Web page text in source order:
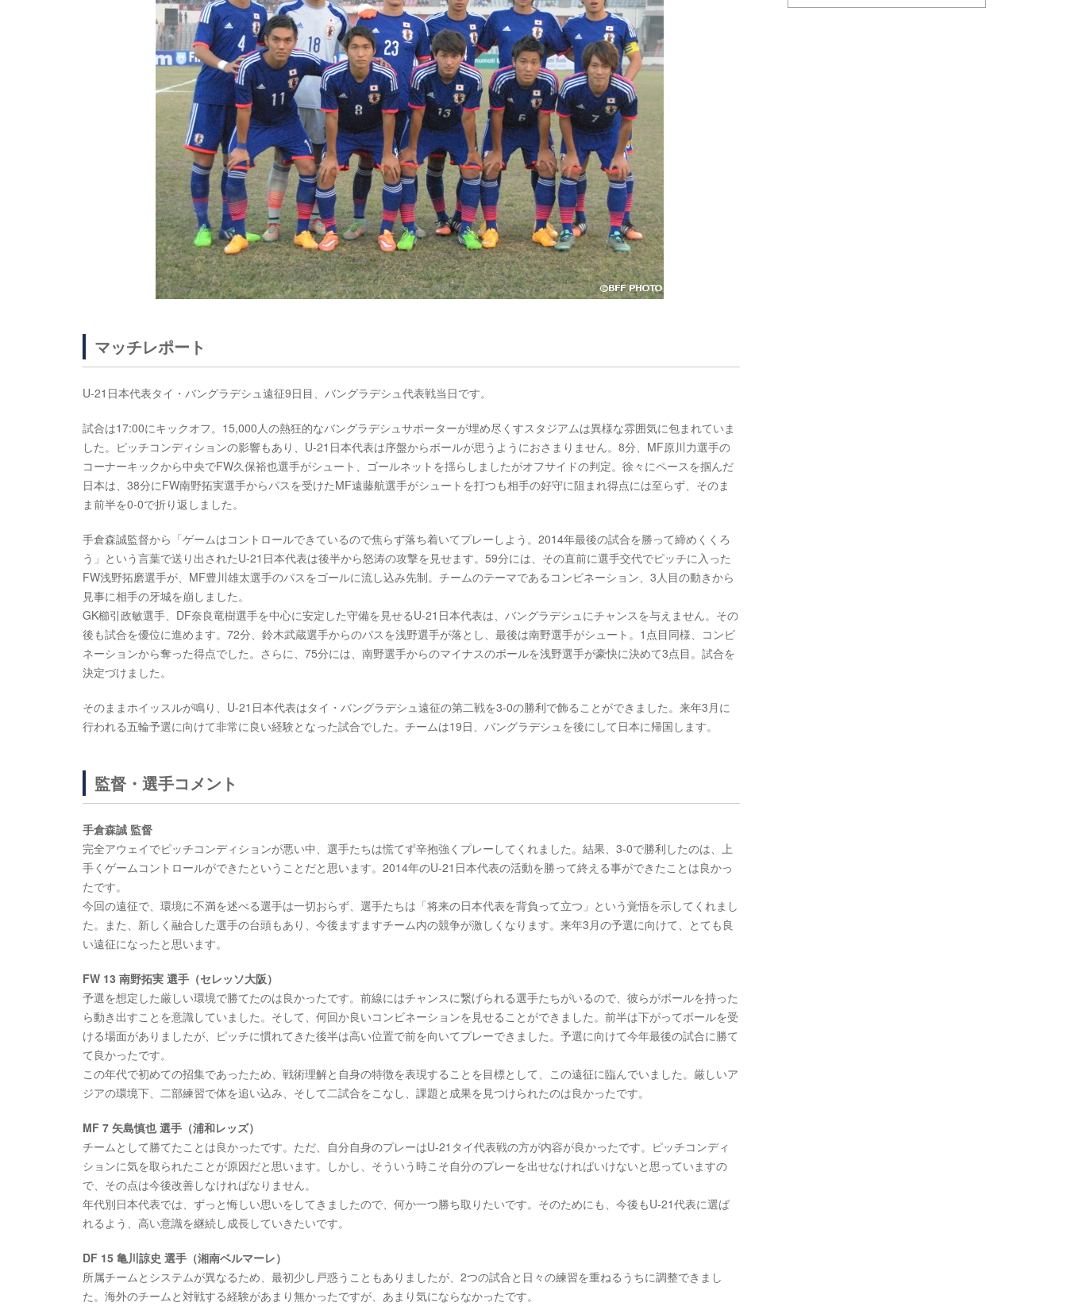
マッチレポート
U-21日本代表タイ・バングラデシュ遠征9日目、バングラデシュ代表戦当日です。
試合は17:00にキックオフ。15,000人の熱狂的なバングラデシュサポーターが埋め尽くすスタジアムは異様な雰囲気に包まれていま
した。ピッチコンディションの影響もあり、U-21日本代表は序盤からボールが思うようにおさまりません。8分、MF原川力選手の
コーナーキックから中央でFW久保裕也選手がシュート、ゴールネットを揺らしましたがオフサイドの判定。徐々にペースを掴んだ
日本は、38分にFW南野拓実選手からパスを受けたMF遠藤航選手がシュートを打つも相手の好守に阻まれ得点には至らず、そのま
ま前半を0-0で折り返しました。
手倉森誠監督から「ゲームはコントロールできているので焦らず落ち着いてプレーしよう。2014年最後の試合を勝って締めくくろ
う」という言葉で送り出されたU-21日本代表は後半から怒涛の攻撃を見せます。59分には、その直前に選手交代でピッチに入った
FW浅野拓磨選手が、MF豊川雄太選手のパスをゴールに流し込み先制。チームのテーマであるコンビネーション、3人目の動きから
見事に相手の牙城を崩しました。
GK櫛引政敏選手、DF奈良竜樹選手を中心に安定した守備を見せるU-21日本代表は、バングラデシュにチャンスを与えません。その
後も試合を優位に進めます。72分、鈴木武蔵選手からのパスを浅野選手が落とし、最後は南野選手がシュート。1点目同様、コンビ
ネーションから奪った得点でした。さらに、75分には、南野選手からのマイナスのボールを浅野選手が豪快に決めて3点目。試合を
決定づけました。
そのままホイッスルが鳴り、U-21日本代表はタイ・バングラデシュ遠征の第二戦を3-0の勝利で飾ることができました。来年3月に
行われる五輪予選に向けて非常に良い経験となった試合でした。チームは19日、バングラデシュを後にして日本に帰国します。
監督・選手コメント
手倉森誠 監督
完全アウェイでピッチコンディションが悪い中、選手たちは慌てず辛抱強くプレーしてくれました。結果、3-0で勝利したのは、上
手くゲームコントロールができたということだと思います。2014年のU-21日本代表の活動を勝って終える事ができたことは良かっ
たです。
今回の遠征で、環境に不満を述べる選手は一切おらず、選手たちは「将来の日本代表を背負って立つ」という覚悟を示してくれまし
た。また、新しく融合した選手の台頭もあり、今後ますますチーム内の競争が激しくなります。来年3月の予選に向けて、とても良
い遠征になったと思います。
FW 13 南野拓実 選手（セレッソ大阪）
予選を想定した厳しい環境で勝てたのは良かったです。前線にはチャンスに繋げられる選手たちがいるので、彼らがボールを持った
ら動き出すことを意識していました。そして、何回か良いコンビネーションを見せることができました。前半は下がってボールを受
ける場面がありましたが、ピッチに慣れてきた後半は高い位置で前を向いてプレーできました。予選に向けて今年最後の試合に勝て
て良かったです。
この年代で初めての招集であったため、戦術理解と自身の特徴を表現することを目標として、この遠征に臨んでいました。厳しいア
ジアの環境下、二部練習で体を追い込み、そして二試合をこなし、課題と成果を見つけられたのは良かったです。
MF 7 矢島慎也 選手（浦和レッズ）
チームとして勝てたことは良かったです。ただ、自分自身のプレーはU-21タイ代表戦の方が内容が良かったです。ピッチコンディ
ションに気を取られたことが原因だと思います。しかし、そういう時こそ自分のプレーを出せなければいけないと思っていますの
で、その点は今後改善しなければなりません。
年代別日本代表では、ずっと悔しい思いをしてきましたので、何か一つ勝ち取りたいです。そのためにも、今後もU-21代表に選ば
れるよう、高い意識を継続し成長していきたいです。
DF 15 亀川諒史 選手（湘南ベルマーレ）
所属チームとシステムが異なるため、最初少し戸惑うこともありましたが、2つの試合と日々の練習を重ねるうちに調整できまし
た。海外のチームと対戦する経験があまり無かったですが、あまり気にならなかったです。